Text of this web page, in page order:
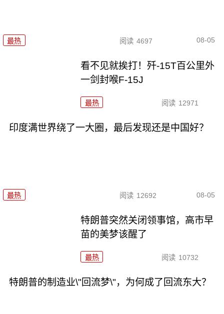
最热 阅读 4697 08-05
看不见就挨打！歼-15T百公里外
一剑封喉F-15J
最热 阅读 12971
印度满世界绕了一大圈，最后发现还是中国好？
最热 阅读 12692 08-05
特朗普突然关闭领事馆，高市早
苗的美梦该醒了
最热 阅读 10732
特朗普的制造业\"回流梦\"，为何成了回流东大？